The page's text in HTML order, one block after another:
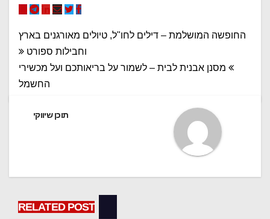
ניווט
החופשה המושלמת – דילים לחו"ל, טיולים מאורגנים בארץ
וחבילות ספורט
מסנן אבנית לבית – לשמור על בריאותכם ועל מכשירי
החשמל
תוכן שיווקי
RELATED POST